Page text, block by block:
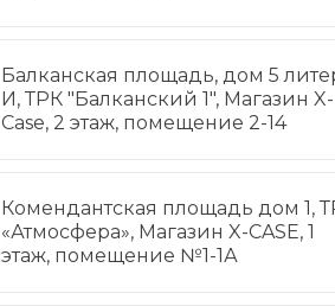
Балканская площадь, дом 5
И, ТРК "Балканский 1", Магазин X-
Case, 2 этаж, помещение 2-14
Комендантская площадь дом 1,
«Атмосфера», Магазин X-CASE, 1
этаж, помещение №1-1А